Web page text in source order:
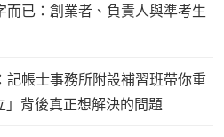
已：創業者、負責人與準考生
帳士事務所附設補習班帶你重
背後真正想解決的問題